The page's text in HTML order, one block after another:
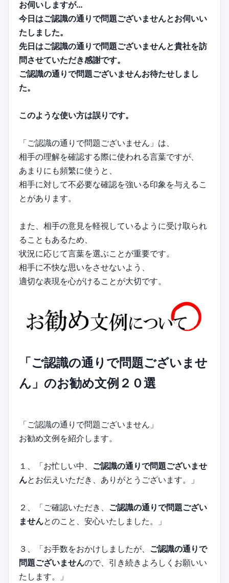
お伺いしますが…
今日はご認識の通りで問題ございませんとお伺いい
たしました。
先日はご認識の通りで問題ございませんと貴社を訪
問させていただき感謝です。
ご認識の通りで問題ございませんお待たせしまし
た。
このような使い方は誤りです。
「ご認識の通りで問題ございません」は、
相手の理解を確認する際に使われる言葉ですが、
あまりにも頻繁に使うと、
相手に対して不必要な確認を強いる印象を与えるこ
とがあります。
また、相手の意見を軽視しているように受け取られ
ることもあるため、
状況に応じて言葉を選ぶことが重要です。
相手に不快な思いをさせないよう、
適切な表現を心がけることが大切です。
「ご認識の通りで問題ございませ
ん」のお勧め文例２０選
「ご認識の通りで問題ございません」
お勧め文例を紹介します。
１、「お忙しい中、 ご認識の通りで問題ございませ
んとお伝えいただき、ありがとうございます。」
２、「ご確認いただき、 ご認識の通りで問題ござい
ませんとのこと、安心いたしました。」
３、「お手数をおかけしましたが、 ご認識の通りで
問題ございませんので、引き続きよろしくお願いい
たします。」